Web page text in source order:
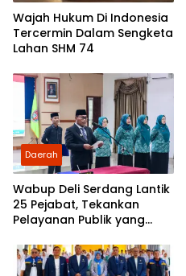
Wajah Hukum Di Indonesia
Tercermin Dalam Sengketa
Lahan SHM 74
Daerah
Wabup Deli Serdang Lantik
25 Pejabat, Tekankan
Pelayanan Publik yang